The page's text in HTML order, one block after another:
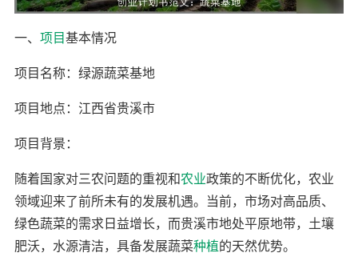
一、 项目基本情况
项目名称：绿源蔬菜基地
项目地点：江西省贵溪市
项目背景：
随着国家对三农问题的重视和农业政策的不断优化，农业
领域迎来了前所未有的发展机遇。当前，市场对高品质、
绿色蔬菜的需求日益增长，而贵溪市地处平原地带，土壤
肥沃，水源清洁，具备发展蔬菜种植的天然优势。